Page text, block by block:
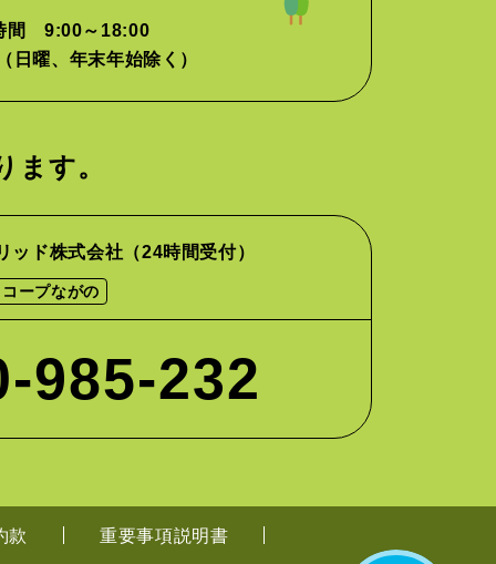
間 9:00～18:00
日曜、年末年始除く）
ます。
ッド株式会社 （24時間受付）
コープながの
985-232
款 重要事項説明書